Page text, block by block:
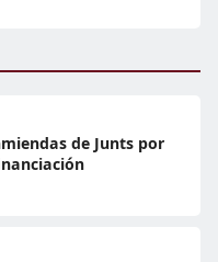
de Junts por